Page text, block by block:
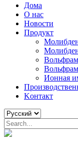
Дома
О нас
Новости
Продукт
Ионная
Kонтакт